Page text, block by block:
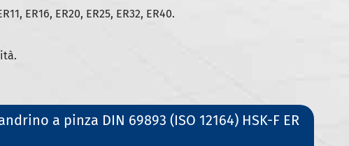
ER16, ER20, ER25, ER32, ER40.
a pinza DIN 69893 (ISO 12164) HSK-F ER